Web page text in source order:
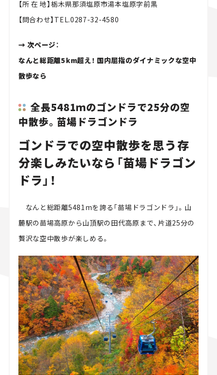
【所 在 地】栃木県那須塩原市湯本塩原字前黒
【問合わせ】TEL.0287-32-4580
→ 次ページ：
なんと総距離5km超え！ 国内屈指のダイナミックな空中
散歩なら
全長5481ｍのゴンドラで25分の空
中散歩。苗場ドラゴンドラ
ゴンドラでの空中散歩を思う存
分楽しみたいなら「苗場ドラゴン
ドラ」！
なんと総距離5481mを誇る「苗場ドラゴンドラ」。山
麓駅の苗場高原から山頂駅の田代高原まで、片道25分の
贅沢な空中散歩が楽しめる。